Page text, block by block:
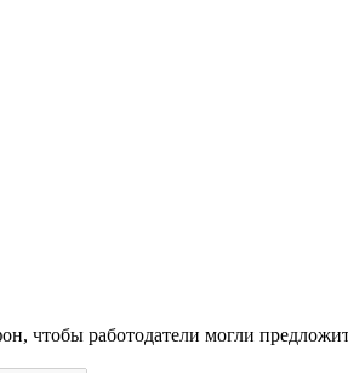
чтобы работодатели могли